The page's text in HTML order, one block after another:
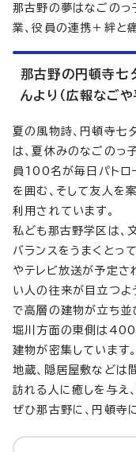
那古野の夢はなごのっ
業、役員の連携＋絆と
那古野の円頓寺七
んより（広報なご
夏の風物詩、円頓寺七
は、夏休みのなごのっ
員100名が毎日パトロ
を囲む、そして友人を
利用されています。
私ども那古野学区は、
バランスをうまくとっ
やテレビ放送が予定さ
い人の往来が目立つよ
で高層の建物が立ち並
堀川方面の東側は400
建物が密集しています
地蔵、隠居屋敷などは
訪れる人に癒しを与え
ぜひ那古野に、円頓寺